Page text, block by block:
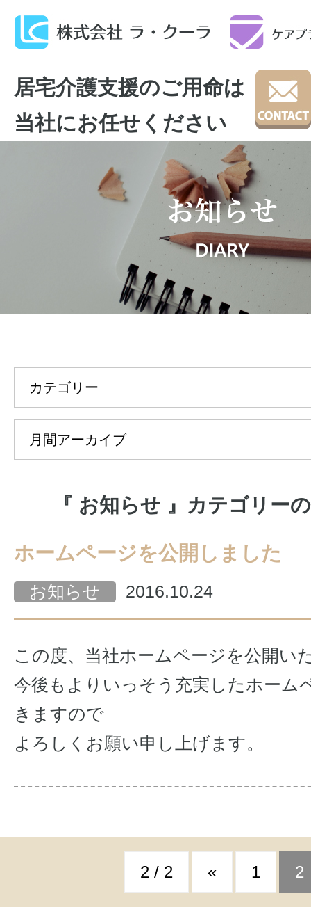
居宅介護支援のご用命は
当社にお任せください
『 お知らせ 』カテゴリー
ホームページを公開しました
お知らせ 2016.10.24
この度、当社ホームページを公開い
今後もよりいっそう充実したホーム
きますので
よろしくお願い申し上げます。
2 / 2 « 1 2